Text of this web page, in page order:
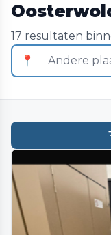
17 resultaten
📍